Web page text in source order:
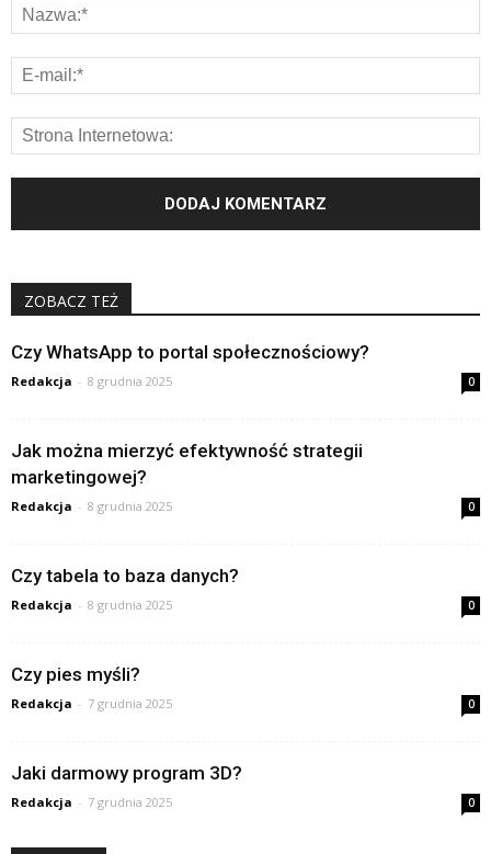
ZOBACZ TEŻ
Czy WhatsApp to portal społecznościowy?
Redakcja - 8 grudnia 2025 0
Jak można mierzyć efektywność strategii
marketingowej?
Redakcja - 8 grudnia 2025 0
Czy tabela to baza danych?
Redakcja - 8 grudnia 2025 0
Czy pies myśli?
Redakcja - 7 grudnia 2025 0
Jaki darmowy program 3D?
Redakcja - 7 grudnia 2025 0